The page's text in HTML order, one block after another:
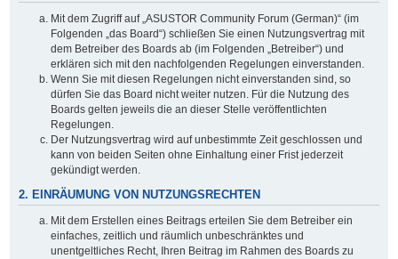
Mit dem Zugriff auf „ASUSTOR Community Forum (German)“ (im
Folgenden „das Board“) schließen Sie einen Nutzungsvertrag mit
dem Betreiber des Boards ab (im Folgenden „Betreiber“) und
erklären sich mit den nachfolgenden Regelungen einverstanden.
Wenn Sie mit diesen Regelungen nicht einverstanden sind, so
dürfen Sie das Board nicht weiter nutzen. Für die Nutzung des
Boards gelten jeweils die an dieser Stelle veröffentlichten
Regelungen.
Der Nutzungsvertrag wird auf unbestimmte Zeit geschlossen und
kann von beiden Seiten ohne Einhaltung einer Frist jederzeit
gekündigt werden.
2. EINRÄUMUNG VON NUTZUNGSRECHTEN
Mit dem Erstellen eines Beitrags erteilen Sie dem Betreiber ein
einfaches, zeitlich und räumlich unbeschränktes und
unentgeltliches Recht, Ihren Beitrag im Rahmen des Boards zu